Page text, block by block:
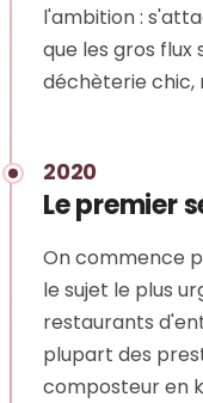
l'ambition :
que les gros flux
déchèterie chic,
2020
Le premier
On commence
le sujet le plus
restaurants
plupart des
composteur en